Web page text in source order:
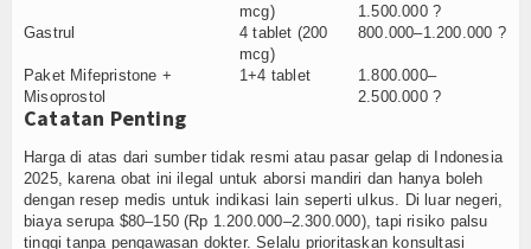
mcg)
1.500.000 ?
Gastrul
4 tablet (200
mcg)
800.000–1.200.000 ?
Paket Mifepristone +
Misoprostol
1+4 tablet
1.800.000–
2.500.000 ?
Catatan Penting
Harga di atas dari sumber tidak resmi atau pasar gelap di Indonesia
2025, karena obat ini ilegal untuk aborsi mandiri dan hanya boleh
dengan resep medis untuk indikasi lain seperti ulkus. Di luar negeri,
biaya serupa $80–150 (Rp 1.200.000–2.300.000), tapi risiko palsu
tinggi tanpa pengawasan dokter. Selalu prioritaskan konsultasi